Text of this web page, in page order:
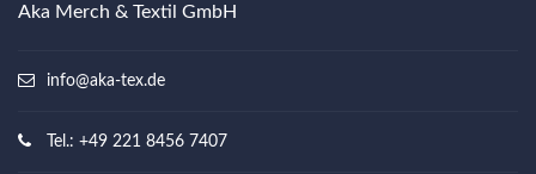
Aka Merch & Textil GmbH
info@aka-tex.de
Tel.: +49 221 8456 7407